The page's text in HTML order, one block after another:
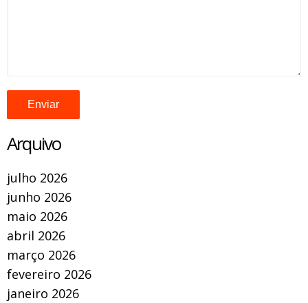
Arquivo
julho 2026
junho 2026
maio 2026
abril 2026
março 2026
fevereiro 2026
janeiro 2026